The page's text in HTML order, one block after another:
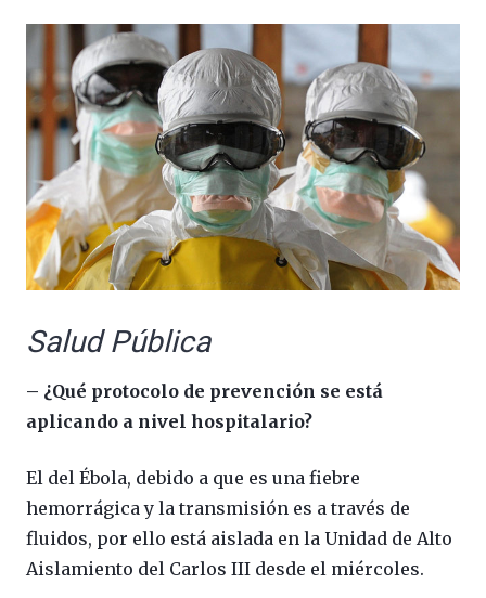
Salud Pública
– ¿Qué protocolo de prevención se está
aplicando a nivel hospitalario?
El del Ébola, debido a que es una fiebre
hemorrágica y la transmisión es a través de
fluidos, por ello está aislada en la Unidad de Alto
Aislamiento del Carlos III desde el miércoles.